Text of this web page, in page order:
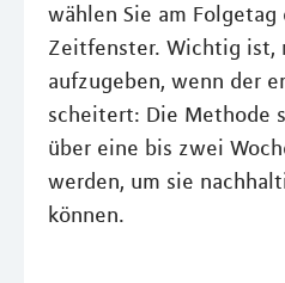
wählen Sie am Folgetag
Zeitfenster. Wichtig ist,
aufzugeben, wenn der
scheitert: Die Methode
über eine bis zwei
werden, um sie
können.